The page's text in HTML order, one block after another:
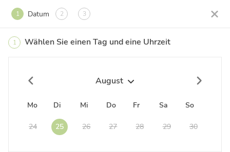
1 Datum 2 3
1 Wählen Sie einen Tag und eine Uhrzeit
August
Mo Di Mi Do Fr Sa So
24 25 26 27 28 29 30